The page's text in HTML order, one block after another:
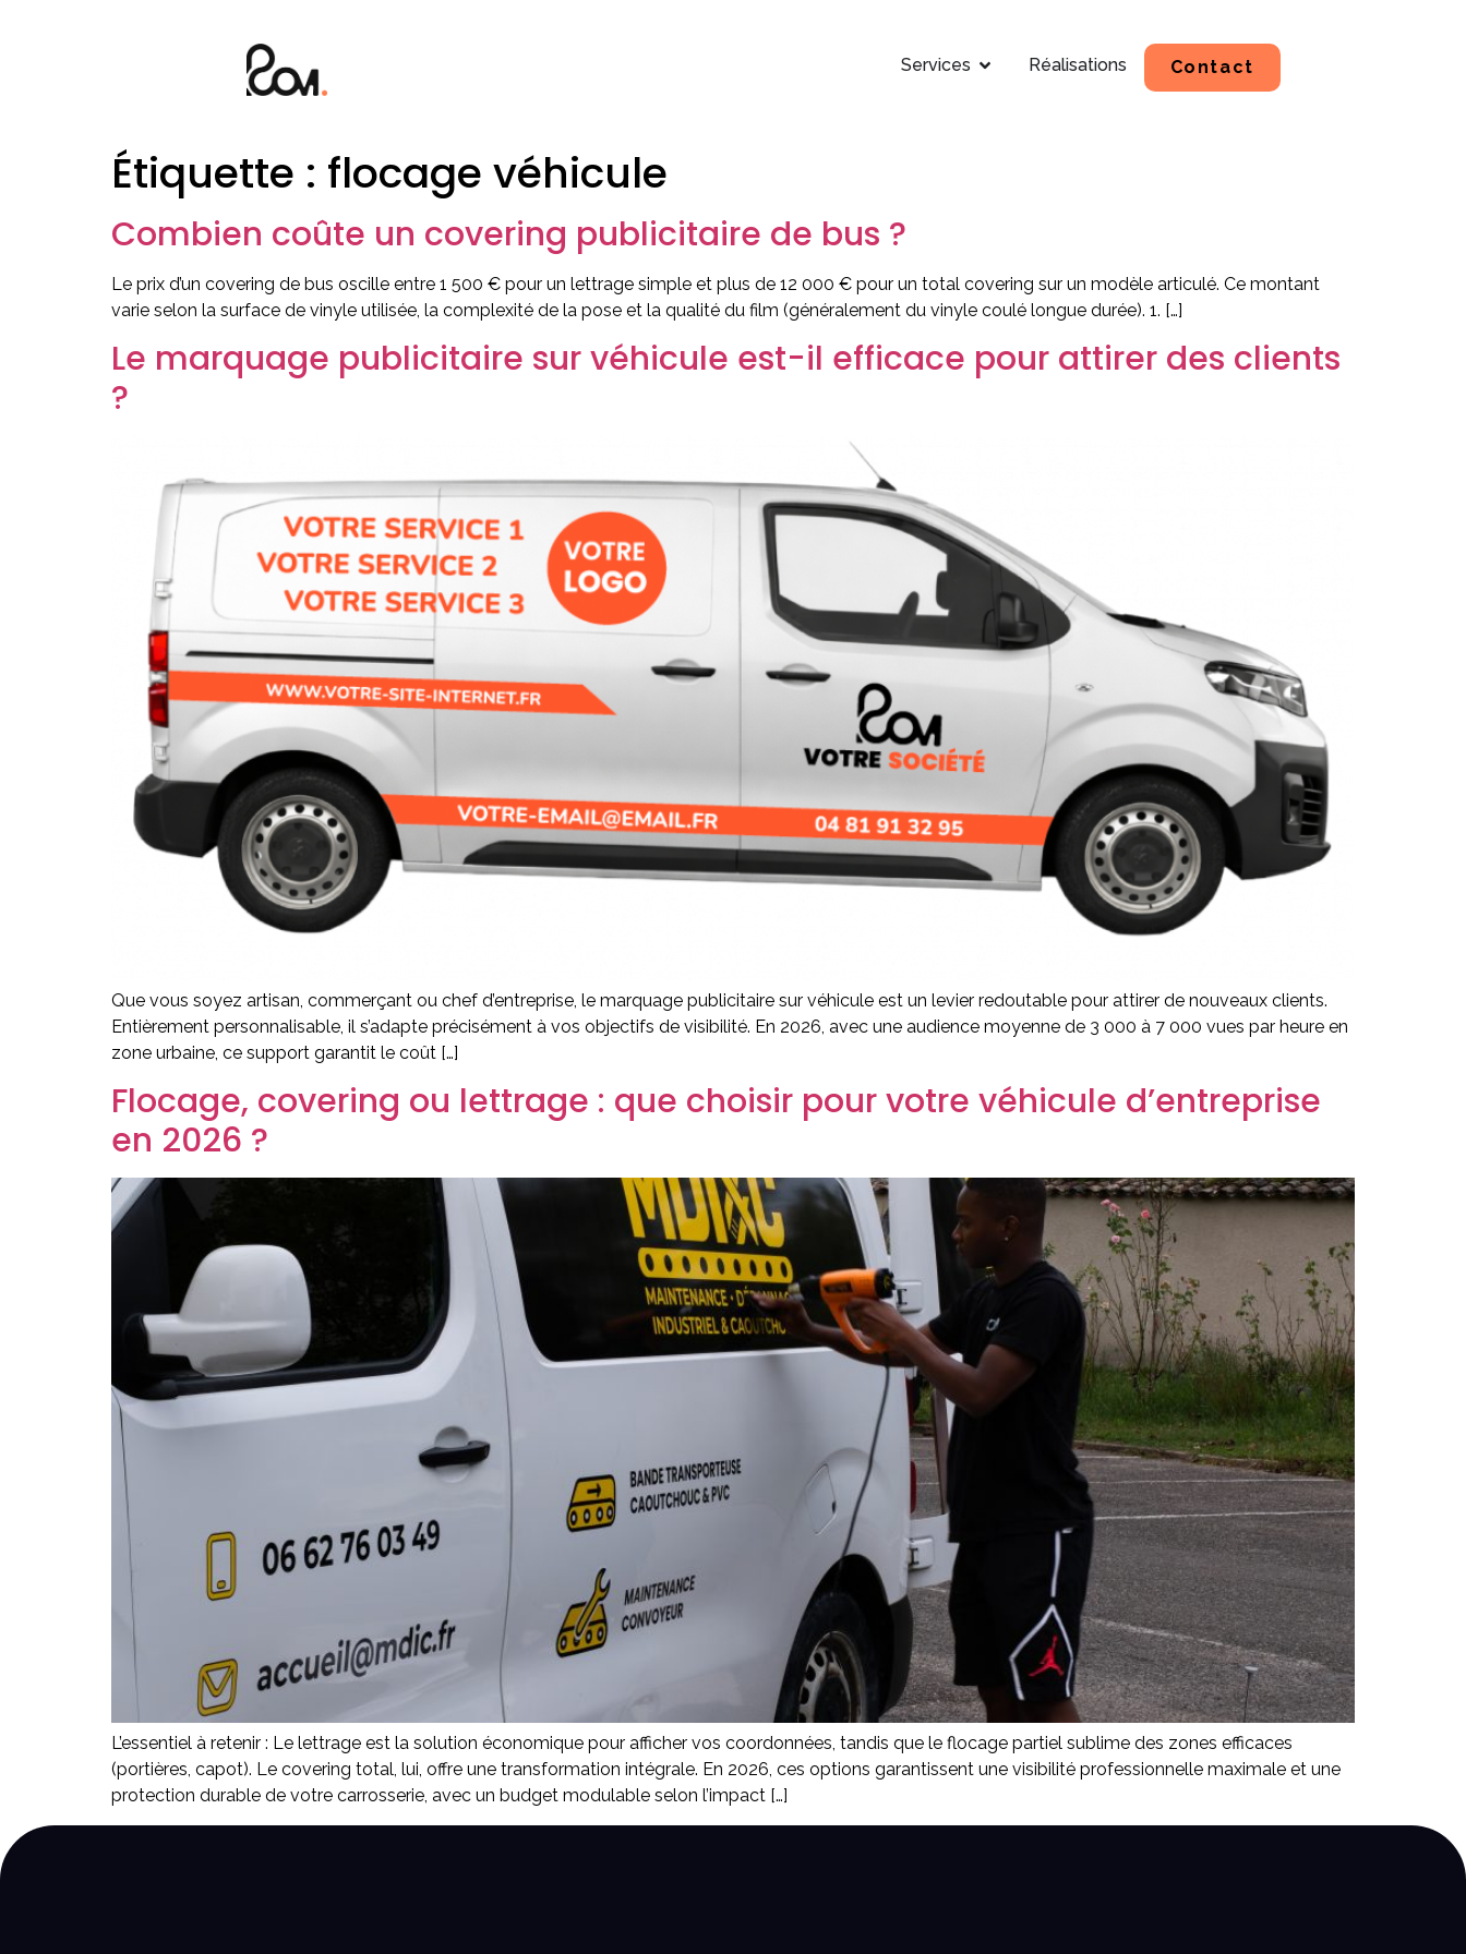
Services Réalisations Contact
Étiquette : flocage véhicule
Combien coûte un covering publicitaire de bus ?
Le prix d’un covering de bus oscille entre 1 500 € pour un lettrage simple et plus de 12 000 € pour un total covering sur un modèle articulé. Ce montant
varie selon la surface de vinyle utilisée, la complexité de la pose et la qualité du film (généralement du vinyle coulé longue durée). 1. […]
Le marquage publicitaire sur véhicule est-il efficace pour attirer des clients
?
Que vous soyez artisan, commerçant ou chef d’entreprise, le marquage publicitaire sur véhicule est un levier redoutable pour attirer de nouveaux clients.
Entièrement personnalisable, il s’adapte précisément à vos objectifs de visibilité. En 2026, avec une audience moyenne de 3 000 à 7 000 vues par heure en
zone urbaine, ce support garantit le coût […]
Flocage, covering ou lettrage : que choisir pour votre véhicule d’entreprise
en 2026 ?
L’essentiel à retenir : Le lettrage est la solution économique pour afficher vos coordonnées, tandis que le flocage partiel sublime des zones efficaces
(portières, capot). Le covering total, lui, offre une transformation intégrale. En 2026, ces options garantissent une visibilité professionnelle maximale et une
protection durable de votre carrosserie, avec un budget modulable selon l’impact […]